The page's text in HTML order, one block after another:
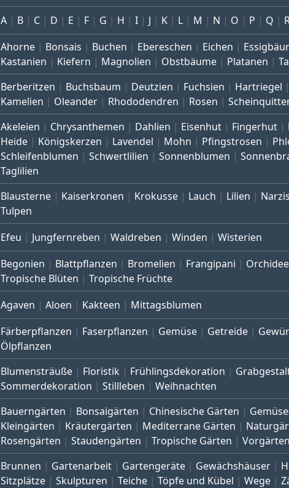
A B C D E F G H I J K L M N O P Q
Ahorne Bonsais Buchen Ebereschen Eichen
Kastanien
Kiefern Magnolien Obstbäume Platanen
Berberitzen Buchsbaum Deutzien Fuchsien Hartriegel
Kamelien
Oleander Rhododendren Rosen
Akeleien Chrysanthemen Dahlien Eisenhut Fingerhut
Heide
Königskerzen Lavendel Mohn Pfingstrosen
Schleifenblumen
Schwertlilien Sonnenblumen
Taglilien
Blausterne Kaiserkronen Krokusse Lauch Lilien
Tulpen
Efeu Jungfernreben Waldreben Winden Wisterien
Begonien Blattpflanzen Bromelien Frangipani
Tropische Blüten
Tropische Früchte
Agaven Aloen Kakteen Mittagsblumen
Färberpflanzen Faserpflanzen Gemüse Getreide
Ölpflanzen
Blumensträuße Floristik Frühlingsdekoration
Sommerdekoration
Stillleben Weihnachten
Bauerngärten Bonsaigärten Chinesische Gärten
Kleingärten
Kräutergärten Mediterrane Gärten
Rosengärten
Staudengärten Tropische Gärten Vorgärten
Brunnen Gartenarbeit Gartengeräte Gewächshäuser
Sitzplätze
Skulpturen Teiche Töpfe und Kübel Wege